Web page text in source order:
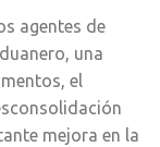
agentes de
una
el
mejora en la